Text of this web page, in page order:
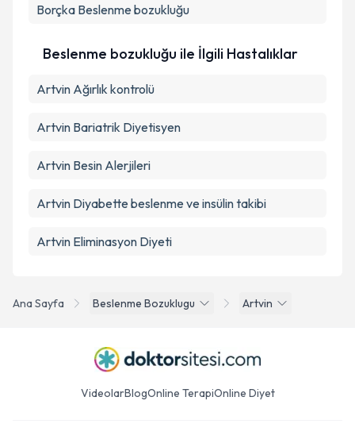
Metni'ni okudum ve kişisel verilerimin belirtilen
Ana Sayfa Beslenme Bozuklugu Artvin
Borçka Beslenme bozukluğu
Beslenme bozukluğu ile İlgili Hastalıklar
Artvin Ağırlık kontrolü
Artvin Bariatrik Diyetisyen
Artvin Besin Alerjileri
Artvin Diyabette beslenme ve insülin takibi
Artvin Eliminasyon Diyeti
VideolarBlogOnline TerapiOnline Diyet